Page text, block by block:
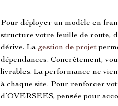
Pour déployer un modèle en
structure votre feuille de route,
dérive. La gestion de projet
dépendances. Concrètement,
livrables. La performance ne
à chaque site. Pour renforcer
d’OVERSEES, pensée pour